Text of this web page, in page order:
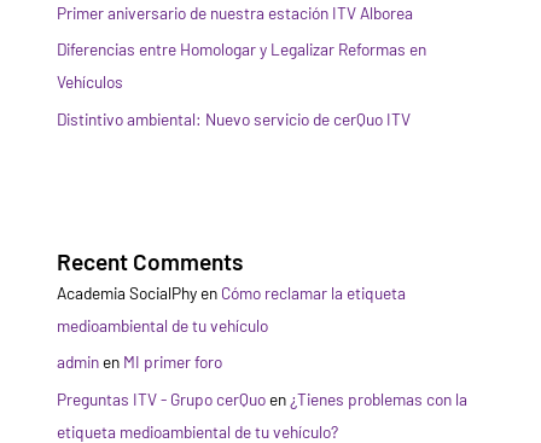
Primer aniversario de nuestra estación ITV Alborea
Diferencias entre Homologar y Legalizar Reformas en
Vehículos
Distintivo ambiental: Nuevo servicio de cerQuo ITV
Recent Comments
Academia SocialPhyen Cómo reclamar la etiqueta
medioambiental de tu vehículo
adminen MI primer foro
Preguntas ITV - Grupo cerQuoen ¿Tienes problemas con la
etiqueta medioambiental de tu vehículo?